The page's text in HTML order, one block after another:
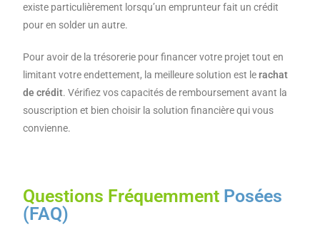
existe particulièrement lorsqu’un emprunteur fait un crédit
pour en solder un autre.
Pour avoir de la trésorerie pour financer votre projet tout en
limitant votre endettement, la meilleure solution est lerachat
de crédit. Vérifiez vos capacités de remboursement avant la
souscription et bien choisir la solution financière qui vous
convienne.
Questions Fréquemment Posées
(FAQ)